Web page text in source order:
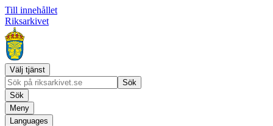
Till innehållet
Riksarkivet
Välj tjänst
Sök
Sök
Meny
Languages